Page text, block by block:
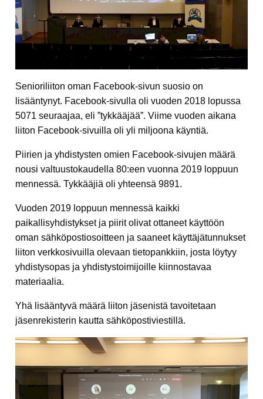
Senioriliiton oman Facebook-sivun suosio on
lisääntynyt. Facebook-sivulla oli vuoden 2018 lopussa
5071 seuraajaa, eli ”tykkääjää”. Viime vuoden aikana
liiton Facebook-sivuilla oli yli miljoona käyntiä.
Piirien ja yhdistysten omien Facebook-sivujen määrä
nousi valtuustokaudella 80:een vuonna 2019 loppuun
mennessä. Tykkääjiä oli yhteensä 9891.
Vuoden 2019 loppuun mennessä kaikki
paikallisyhdistykset ja piirit olivat ottaneet käyttöön
oman sähköpostiosoitteen ja saaneet käyttäjätunnukset
liiton verkkosivuilla olevaan tietopankkiin, josta löytyy
yhdistysopas ja yhdistystoimijoille kiinnostavaa
materiaalia.
Yhä lisääntyvä määrä liiton jäsenistä tavoitetaan
jäsenrekisterin kautta sähköpostiviestillä.